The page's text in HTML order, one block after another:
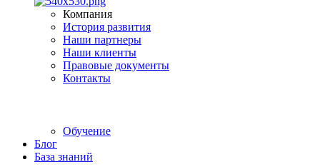
Компания
История развития
Наши партнеры
Наши клиенты
Правовые документы
Контакты
Обучение
Блог
База знаний